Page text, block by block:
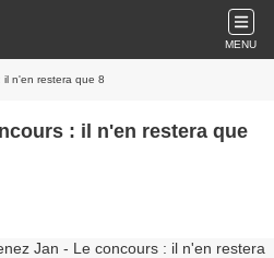
MENU
n'en restera que 8
: il n'en restera que